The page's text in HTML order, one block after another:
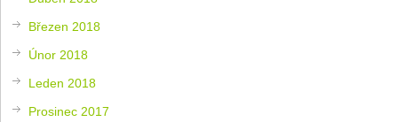
Březen 2018
Únor 2018
Leden 2018
Prosinec 2017